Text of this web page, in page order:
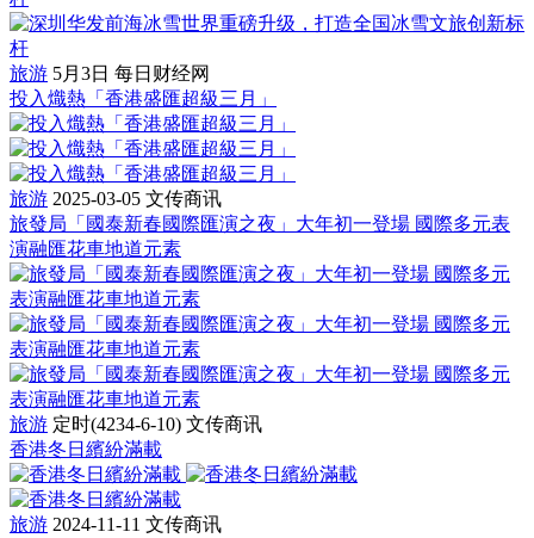
旅游 5月3日 每日财经网
投入熾熱「香港盛匯超級三月」
旅游 2025-03-05 文传商讯
旅發局「國泰新春國際匯演之夜」大年初一登場 國際多元表
演融匯花車地道元素
旅游 定时(4234-6-10) 文传商讯
香港冬日繽紛滿載
旅游 2024-11-11 文传商讯